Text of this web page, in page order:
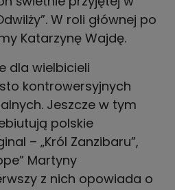
W roli głównej po
Katarzynę Wajdę.
dla wielbicieli
kontrowersyjnych
Jeszcze w tym
polskie
– „Król Zanzibaru”,
Martyny
z nich opowiada o